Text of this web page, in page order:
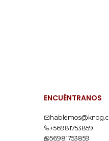
ENCUÉNTRANOS
hablemos@knog.cl
+56981753859
56981753859